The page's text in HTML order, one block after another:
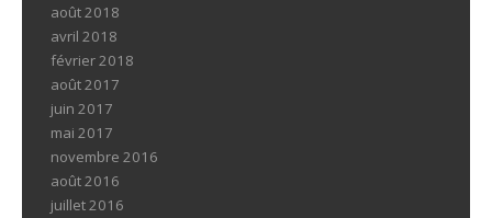
août 2018
avril 2018
février 2018
août 2017
juin 2017
mai 2017
novembre 2016
août 2016
juillet 2016